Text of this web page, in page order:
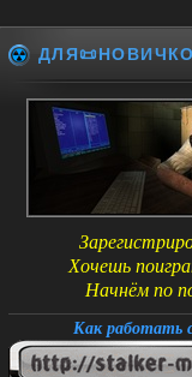
Хочешь
Начнём по
Как работать